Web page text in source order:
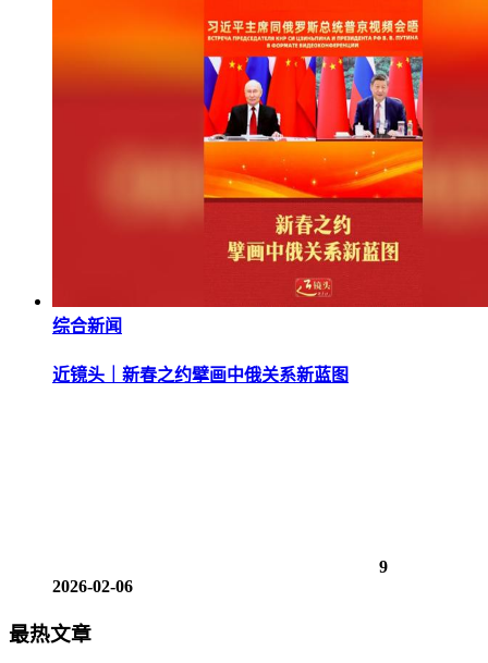
综合新闻
近镜头｜新春之约擘画中俄关系新蓝图
9
2026-02-06
最热文章